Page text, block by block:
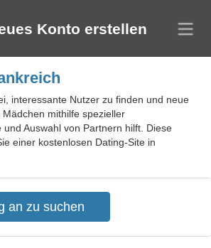
Konto erstellen
interessante Nutzer zu finden und neue
mithilfe spezieller
Auswahl von Partnern hilft. Diese
einer kostenlosen Dating-Site in